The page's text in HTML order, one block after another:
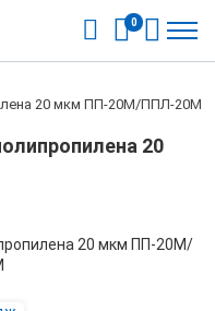
0
20 мкм ПП-20M/ППЛ-20М
20